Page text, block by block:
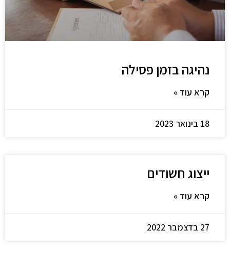
נהיגה בזמן פסילה
קרא עוד »
18 בינואר 2023
ייצוג חשודים
קרא עוד »
27 בדצמבר 2022